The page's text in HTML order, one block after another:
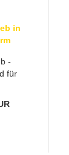
-
für